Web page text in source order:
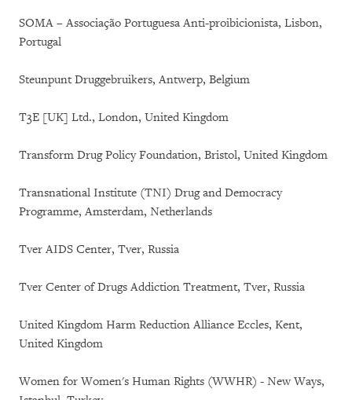
SOMA – Associação Portuguesa Anti-proibicionista, Lisbon,
Portugal
Steunpunt Druggebruikers, Antwerp, Belgium
T3E [UK] Ltd., London, United Kingdom
Transform Drug Policy Foundation, Bristol, United Kingdom
Transnational Institute (TNI) Drug and Democracy
Programme, Amsterdam, Netherlands
Tver AIDS Center, Tver, Russia
Tver Center of Drugs Addiction Treatment, Tver, Russia
United Kingdom Harm Reduction Alliance Eccles, Kent,
United Kingdom
Women for Women's Human Rights (WWHR) - New Ways,